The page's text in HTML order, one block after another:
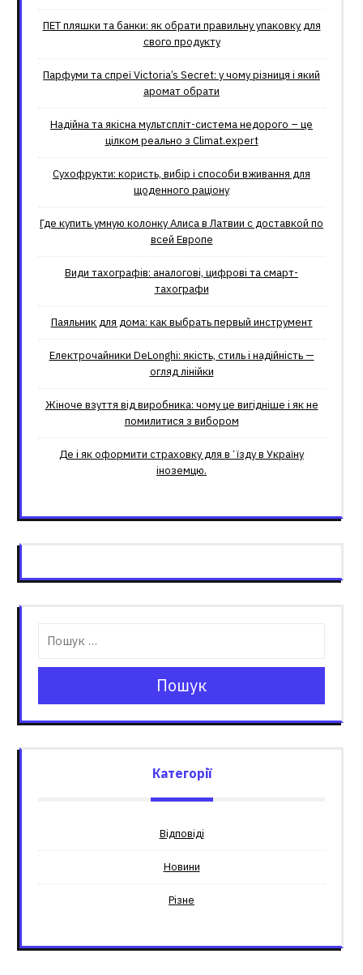
ПЕТ пляшки та банки: як обрати правильну упаковку для
свого продукту
Парфуми та спреї Victoria’s Secret: у чому різниця і який
аромат обрати
Надійна та якісна мультспліт-система недорого – це
цілком реально з Climat.еxpert
Сухофрукти: користь, вибір і способи вживання для
щоденного раціону
Где купить умную колонку Алиса в Латвии с доставкой по
всей Европе
Види тахографів: аналогові, цифрові та смарт-
тахографи
Паяльник для дома: как выбрать первый инструмент
Електрочайники DeLonghi: якість, стиль і надійність —
огляд лінійки
Жіноче взуття від виробника: чому це вигідніше і як не
помилитися з вибором
Де і як оформити страховку для вʼїзду в Україну
іноземцю.
Пошук
Категорії
Відповіді
Новини
Різне